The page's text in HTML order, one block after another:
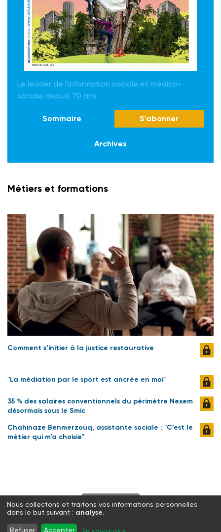
Le leader de l'information sociale et médico-
sociale depuis 70 ans
Sommaire S'abonner
Archives
Métiers et formations
Comment s’initier à la justice restaurative
"La médiation par le sport est ancrée en moi"
35 % des salaires conventionnels du périmètre Nexem
désormais sous le Smic
Chahinaze Benmerzouq, assistante sociale : "C’est le
métier qui m’a choisie"
S'abonner
Twitter Facebook
Nous collectons et traitons vos informations personnelles
dans le but suivant : analyse.
Refuser Accepter